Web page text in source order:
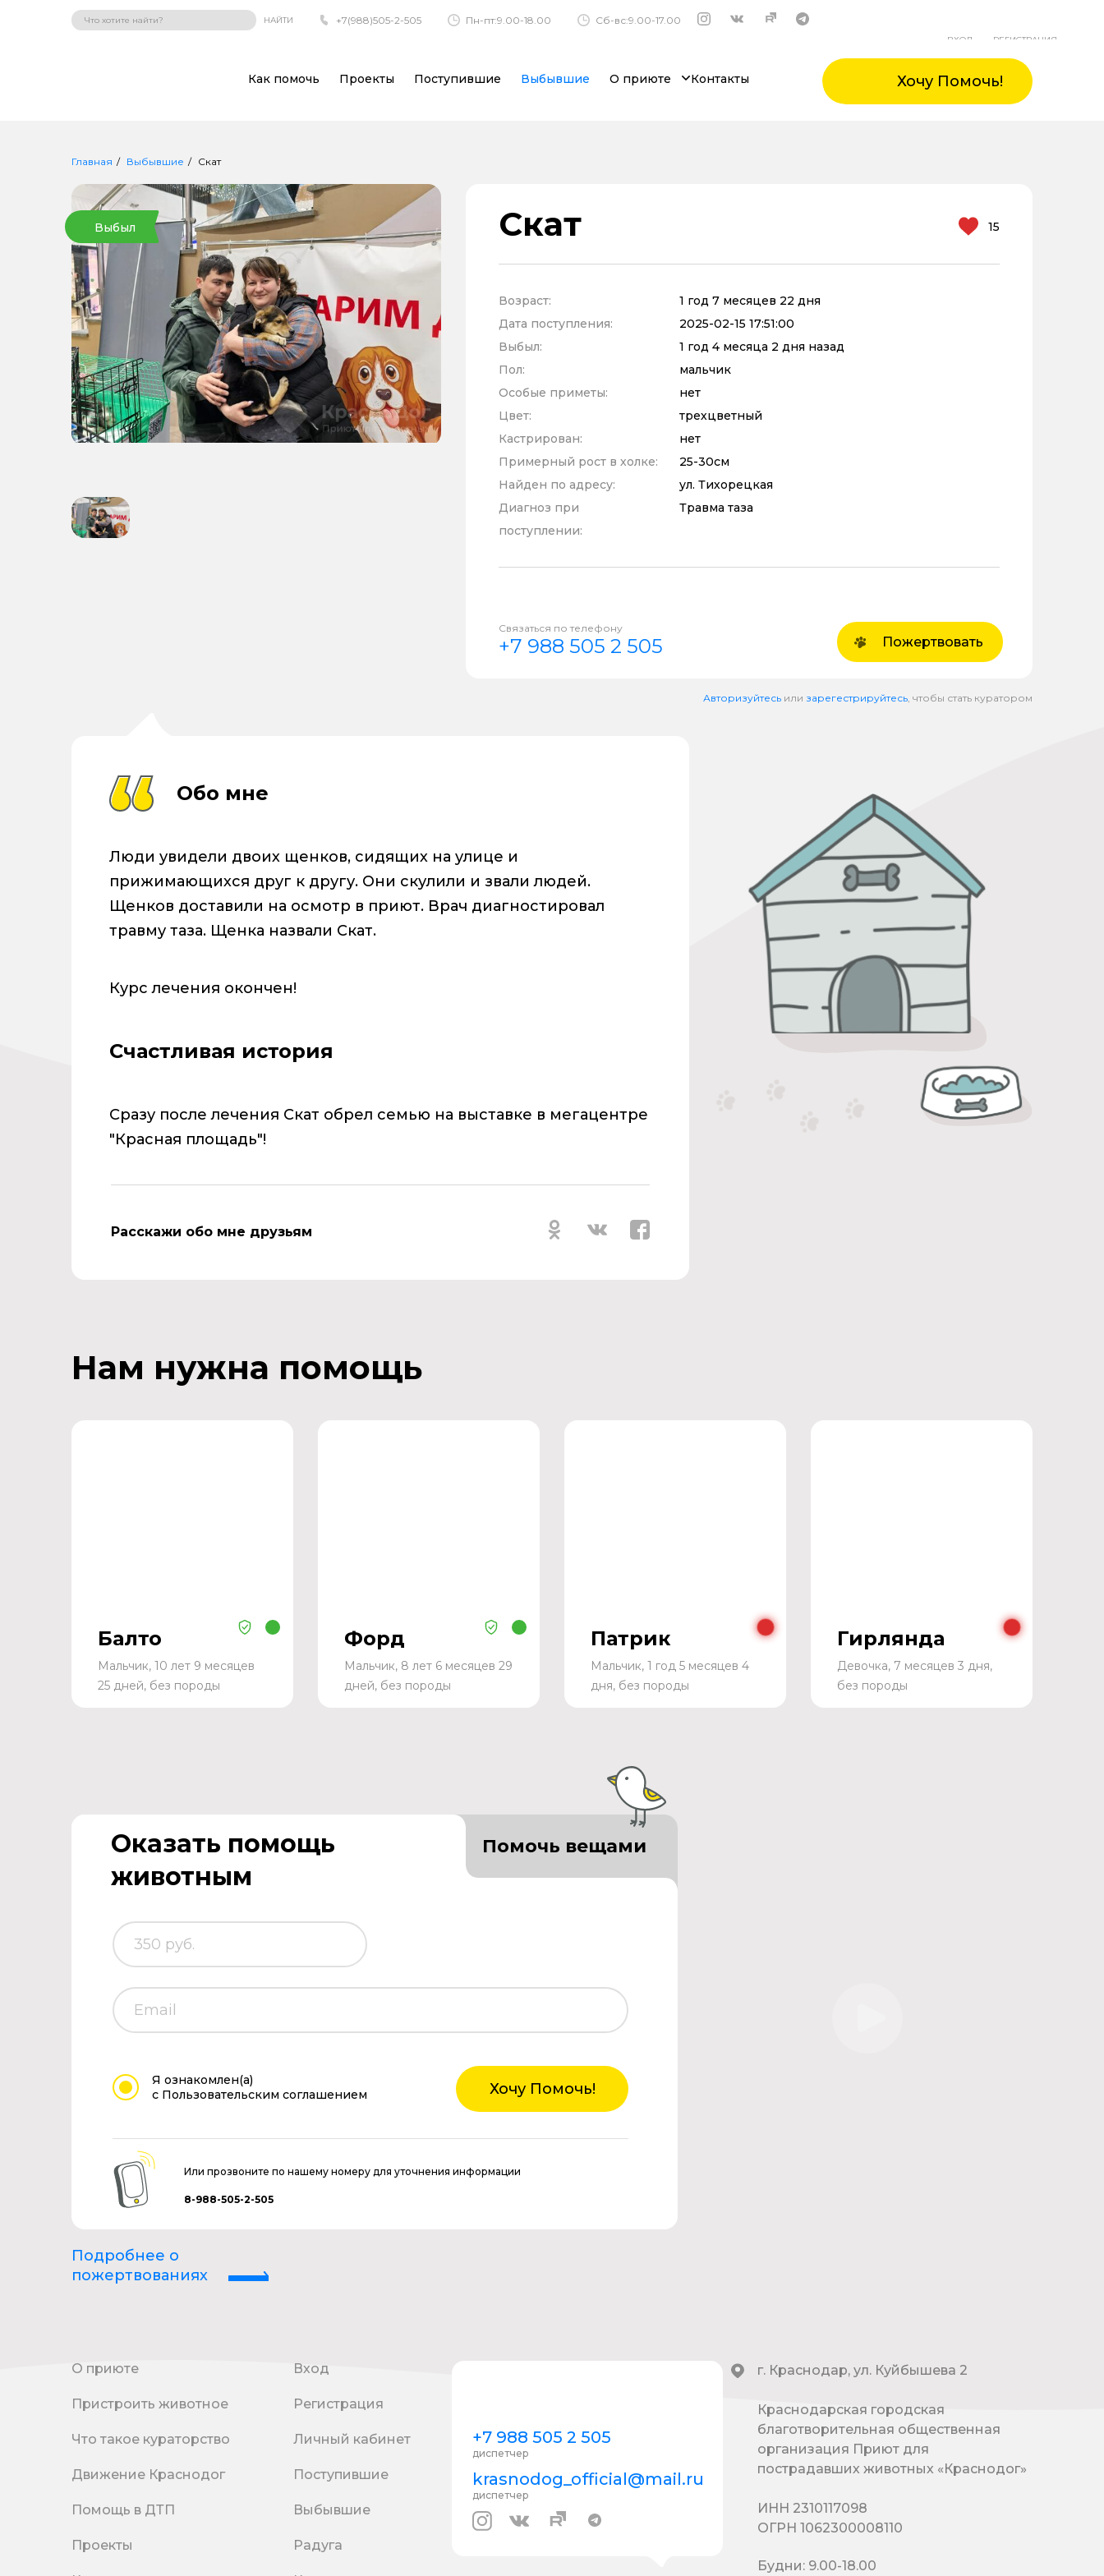
НАЙТИ +7(988)505-2-505 Пн-пт:9.00-18.00 Сб-вс:9.00-17.00
ВХОД РЕГИСТРАЦИЯ
Как помочь Проекты Поступившие Выбывшие О приюте Контакты Хочу Помочь!
Главная Выбывшие Скат
Выбыл Скат 15
Возраст:
1 год 7 месяцев 22 дня
Дата поступления:
2025-02-15 17:51:00
Выбыл:
1 год 4 месяца 2 дня назад
Пол:
мальчик
Особые приметы:
нет
Цвет:
трехцветный
Кастрирован:
нет
Примерный рост в холке:
25-30см
Найден по адресу:
ул. Тихорецкая
Диагноз при
поступлении:
Травма таза
Связаться по телефону
+7 988 505 2 505 Пожертвовать
Авторизуйтесь или зарегестрируйтесь , чтобы стать куратором
Обо мне
Люди увидели двоих щенков, сидящих на улице и
прижимающихся друг к другу. Они скулили и звали людей.
Щенков доставили на осмотр в приют. Врач диагностировал
травму таза. Щенка назвали Скат.
Курс лечения окончен!
Счастливая история
Сразу после лечения Скат обрел семью на выставке в мегацентре
"Красная площадь"!
Расскажи обо мне друзьям
Нам нужна помощь
Балто
Мальчик, 10 лет 9 месяцев
25 дней, без породы
Форд
Мальчик, 8 лет 6 месяцев 29
дней, без породы
Патрик
Мальчик, 1 год 5 месяцев 4
дня, без породы
Гирлянда
Девочка, 7 месяцев 3 дня,
без породы
Оказать помощь
животным
Помочь вещами
Я ознакомлен(а)
с Пользовательским соглашением
Хочу Помочь!
Или прозвоните по нашему номеру для уточнения информации
8-988-505-2-505
Подробнее о
пожертвованиях
О приюте
Пристроить животное
Что такое кураторство
Движение Краснодог
Помощь в ДТП
Проекты
Вход
Регистрация
Личный кабинет
Поступившие
Выбывшие
Радуга
+7 988 505 2 505
диспетчер
krasnodog_official@mail.ru
диспетчер
г. Краснодар, ул. Куйбышева 2
Краснодарская городская
благотворительная общественная
организация Приют для
пострадавших животных «Краснодог»
ИНН 2310117098
ОГРН 1062300008110
Будни: 9.00-18.00